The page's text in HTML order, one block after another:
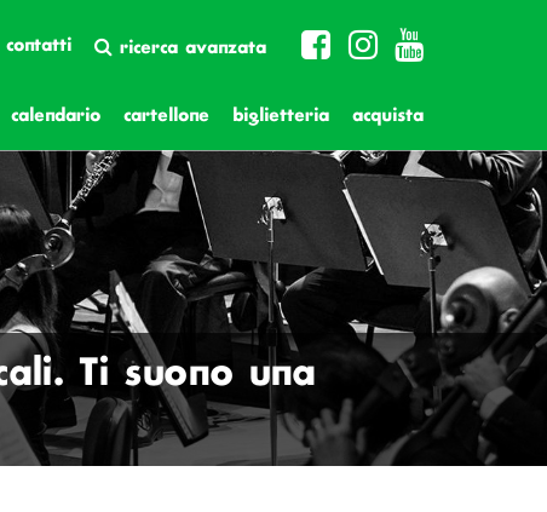
contatti ricerca avanzata
calendario cartellone biglietteria acquista
Ti suono una